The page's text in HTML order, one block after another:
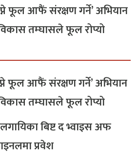
फूल आफैं संरक्षण गर्ने’ अभियान
तम्घासले फूल रोप्यो
फूल आफैं संरक्षण गर्ने’ अभियान
तम्घासले फूल रोप्यो
बिष्ट द भ्वाइस अफ
प्रवेश